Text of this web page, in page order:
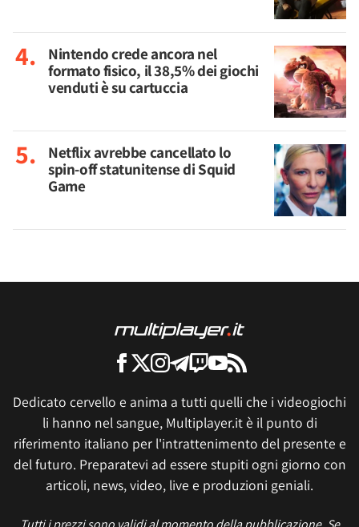
Nintendo crede ancora nel
formato fisico, il 38,5% dei giochi
venduti è su cartuccia
Netflix avrebbe cancellato lo
spin-off statunitense di Squid
Game
Dedicato cervello e anima a tutti quelli che i videogiochi
li hanno nel sangue, Multiplayer.it è il punto di
riferimento italiano per l'intrattenimento del presente e
del futuro. Preparatevi ad essere stupiti ogni giorno con
articoli, news, video, live e produzioni geniali.